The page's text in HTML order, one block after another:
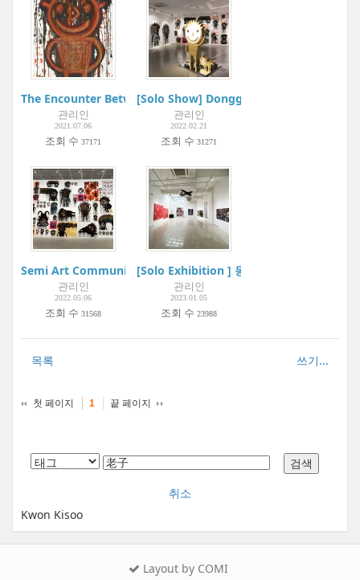
The Encounter Between Hanguel and Korean Painting |
관리인
2021.07.06
조회 수 37171
[Solo Show] Dongguri 20 Years |
관리인
2022.02.21
조회 수 31271
Semi Art Community Project:Boogie Woogie Art Museum |
관리인
2022.05.06
조회 수 31568
[Solo Exhibition ] 동동, 완월장취 玩月長
관리인
2023.01.05
조회 수 23988
쓰기...
목록
첫 페이지 1 끝 페이지
취소
Kwon Kisoo
Layout by COMI